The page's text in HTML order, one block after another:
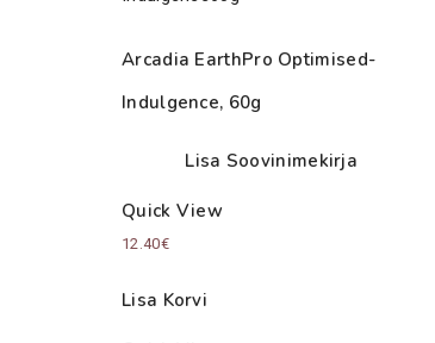
Arcadia EarthPro Optimised-
Indulgence, 60g
Lisa Soovinimekirja
Quick View
12.40€
Lisa Korvi